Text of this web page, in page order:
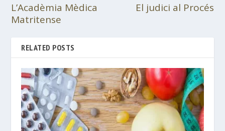
L’Acadèmia Mèdica
Matritense
El judici al Procés
RELATED POSTS